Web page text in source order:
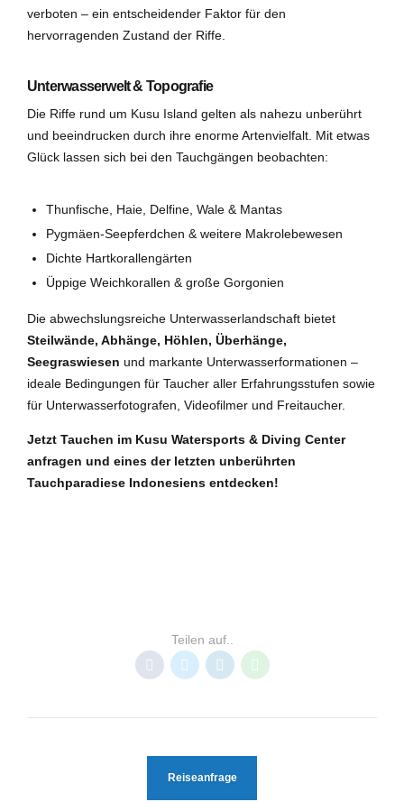
verboten – ein entscheidender Faktor für den
hervorragenden Zustand der Riffe.
Unterwasserwelt & Topografie
Die Riffe rund um Kusu Island gelten als nahezu unberührt
und beeindrucken durch ihre enorme Artenvielfalt. Mit etwas
Glück lassen sich bei den Tauchgängen beobachten:
Thunfische, Haie, Delfine, Wale & Mantas
Pygmäen-Seepferdchen & weitere Makrolebewesen
Dichte Hartkorallengärten
Üppige Weichkorallen & große Gorgonien
Die abwechslungsreiche Unterwasserlandschaft bietet
Steilwände, Abhänge, Höhlen, Überhänge,
Seegraswiesen und markante Unterwasserformationen –
ideale Bedingungen für Taucher aller Erfahrungsstufen sowie
für Unterwasserfotografen, Videofilmer und Freitaucher.
Jetzt Tauchen im Kusu Watersports & Diving Center
anfragen und eines der letzten unberührten
Tauchparadiese Indonesiens entdecken!
Teilen auf..
Reiseanfrage